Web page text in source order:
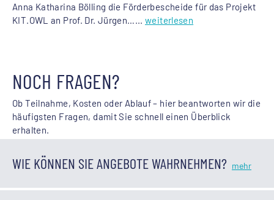
Anna Katharina Bölling die Förderbescheide für das Projekt
KIT.OWL an Prof. Dr. Jürgen…... weiterlesen
NOCH FRAGEN?
Ob Teilnahme, Kosten oder Ablauf – hier beantworten wir die
häufigsten Fragen, damit Sie schnell einen Überblick
erhalten.
WIE KÖNNEN SIE ANGEBOTE WAHRNEHMEN?